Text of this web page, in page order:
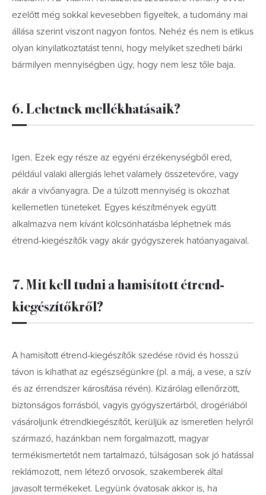
ezelőtt még sokkal kevesebben figyeltek, a tudomány mai
állása szerint viszont nagyon fontos. Nehéz és nem is etikus
olyan kinyilatkoztatást tenni, hogy melyiket szedheti bárki
bármilyen mennyiségben úgy, hogy nem lesz tőle baja.
6. Lehetnek mellékhatásaik?
Igen. Ezek egy része az egyéni érzékenységből ered,
például valaki allergiás lehet valamely összetevőre, vagy
akár a vivőanyagra. De a túlzott mennyiség is okozhat
kellemetlen tüneteket. Egyes készítmények együtt
alkalmazva nem kívánt kölcsönhatásba léphetnek más
étrend-kiegészítők vagy akár gyógyszerek hatóanyagaival.
7. Mit kell tudni a hamisított étrend-
kiegészítőkről?
A hamisított étrend-kiegészítők szedése rövid és hosszú
távon is kihathat az egészségünkre (pl. a máj, a vese, a szív
és az érrendszer károsítása révén). Kizárólag ellenőrzött,
biztonságos forrásból, vagyis gyógyszertárból, drogériából
vásároljunk étrendkiegészítőt, kerüljük az ismeretlen helyről
származó, hazánkban nem forgalmazott, magyar
termékismertetőt nem tartalmazó, túlságosan sok jó hatással
reklámozott, nem létező orvosok, szakemberek által
javasolt termékeket. Legyünk óvatosak akkor is, ha